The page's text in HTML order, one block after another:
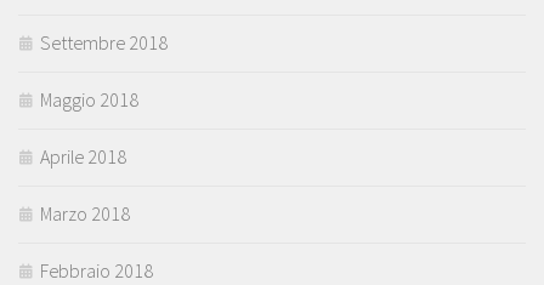
Settembre 2018
Maggio 2018
Aprile 2018
Marzo 2018
Febbraio 2018